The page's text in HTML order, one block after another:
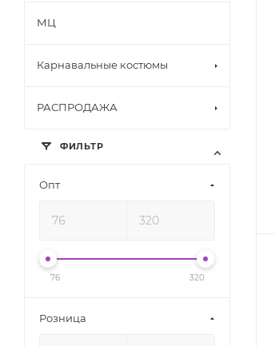
МЦ
Карнавальные костюмы
РАСПРОДАЖА
ФИЛЬТР
Опт
76 320
Розница